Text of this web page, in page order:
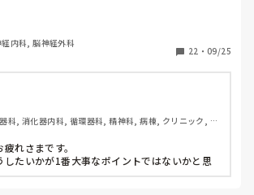
好です。
ら薬剤に関するインシデントを4件ほど
や多重課題ができていないのでは？という
て看護のつながりを持って』ということで
ました。
るよう、1ヶ月間1年目のように勉強したり
ました。
んに『君は病棟勤務よりも外来とか健診セ
がいいのでは？ウチの部署もスタッフが足
裕が足りない。前向きに捉えて看護師は
るよ』と部署は決まってませんが、異動確
内科, 脳神経外科
22 ・ 09/25
科, 消化器内科, 循環器科, 精神科, 病棟, クリニック, リ
れさまです。
したいかが1番大事なポイントではないかと思